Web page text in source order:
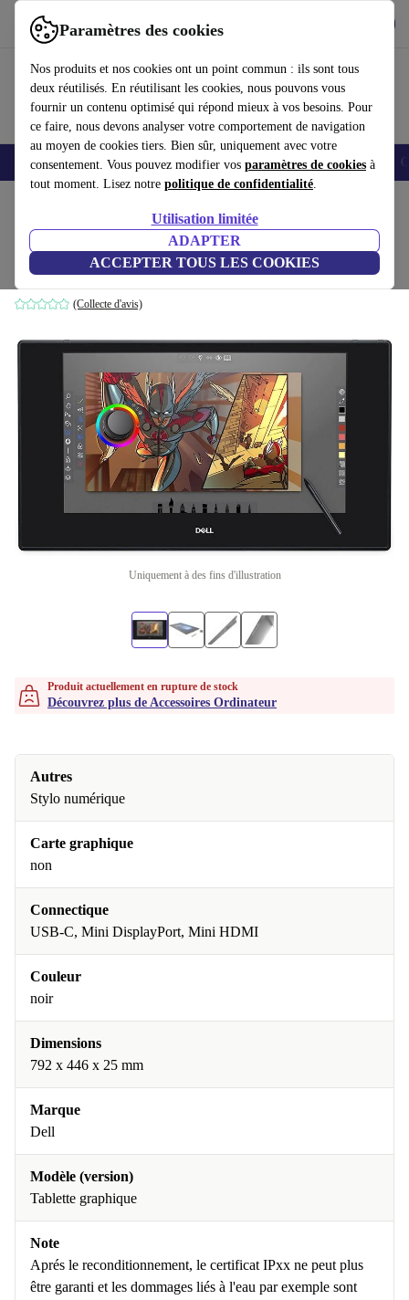
Paramètres des cookies
Nos produits et nos cookies ont un point commun : ils sont tous
deux réutilisés. En réutilisant les cookies, nous pouvons vous
fournir un contenu optimisé qui répond mieux à vos besoins. Pour
ce faire, nous devons analyser votre comportement de navigation
au moyen de cookies tiers. Bien sûr, uniquement avec votre
consentement. Vous pouvez modifier vos paramètres de cookies à
tout moment. Lisez notre politique de confidentialité.
Utilisation limitée
ADAPTER
ACCEPTER TOUS LES COOKIES
Utilisez refurbed rapidement et facilement
Smartphones Laptops Tablettes Montres connectées Accessoires
Dell Canvas 27 | Tablette graphique
Noir
(Collecte d'avis)
Uniquement à des fins d'illustration
Produit actuellement en rupture de stock
Découvrez plus de Accessoires Ordinateur
Autres
Stylo numérique
Carte graphique
non
Connectique
USB-C, Mini DisplayPort, Mini HDMI
Couleur
noir
Dimensions
792 x 446 x 25 mm
Marque
Dell
Modèle (version)
Tablette graphique
Note
Aprés le reconditionnement, le certificat IPxx ne peut plus
être garanti et les dommages liés à l'eau par exemple sont